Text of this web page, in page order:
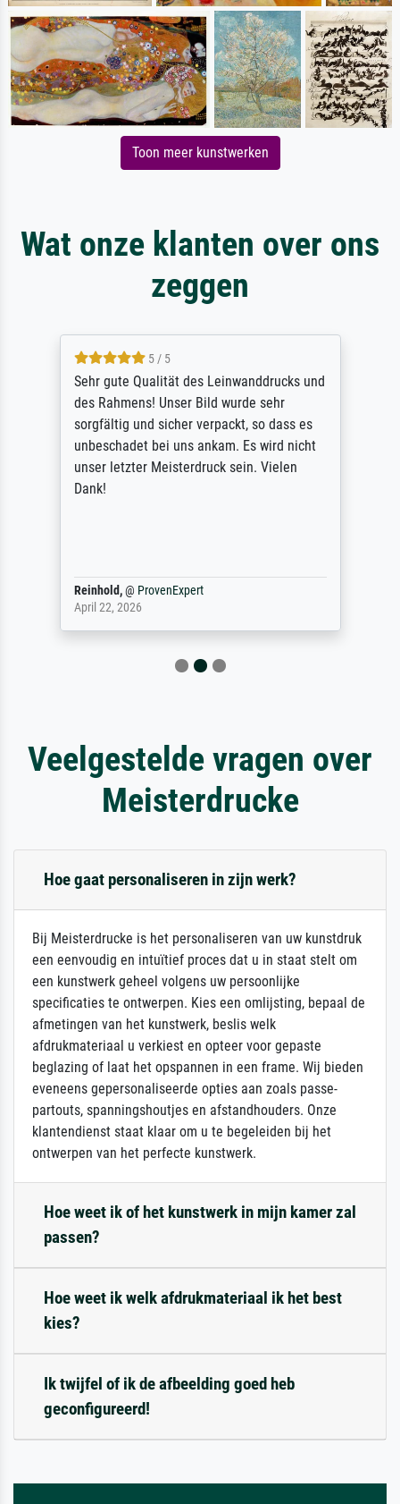
Toon meer kunstwerken
Wat onze klanten over ons
zeggen
5 / 5
Sehr gute Qualität des Leinwanddrucks und
des Rahmens! Unser Bild wurde sehr
sorgfältig und sicher verpackt, so dass es
unbeschadet bei uns ankam. Es wird nicht
unser letzter Meisterdruck sein. Vielen
Dank!
Reinhold,@ ProvenExpert
April 22, 2026
Veelgestelde vragen over
Meisterdrucke
Hoe gaat personaliseren in zijn werk?
Bij Meisterdrucke is het personaliseren van uw kunstdruk
een eenvoudig en intuïtief proces dat u in staat stelt om
een kunstwerk geheel volgens uw persoonlijke
specificaties te ontwerpen. Kies een omlijsting, bepaal de
afmetingen van het kunstwerk, beslis welk
afdrukmateriaal u verkiest en opteer voor gepaste
beglazing of laat het opspannen in een frame. Wij bieden
eveneens gepersonaliseerde opties aan zoals passe-
partouts, spanningshoutjes en afstandhouders. Onze
klantendienst staat klaar om u te begeleiden bij het
ontwerpen van het perfecte kunstwerk.
Hoe weet ik of het kunstwerk in mijn kamer zal
passen?
Hoe weet ik welk afdrukmateriaal ik het best
kies?
Ik twijfel of ik de afbeelding goed heb
geconfigureerd!